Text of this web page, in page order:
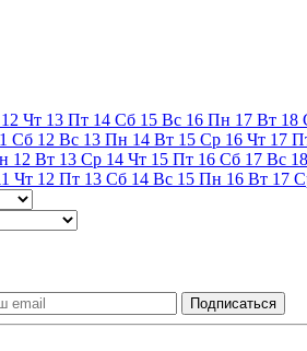
12 Чт 13 Пт 14 Сб 15 Вс 16 Пн 17 Вт 18
Сб 12 Вс 13 Пн 14 Вт 15 Ср 16 Чт 17
12 Вт 13 Ср 14 Чт 15 Пт 16 Сб 17 Вс 18
Чт 12 Пт 13 Сб 14 Вс 15 Пн 16 Вт 17